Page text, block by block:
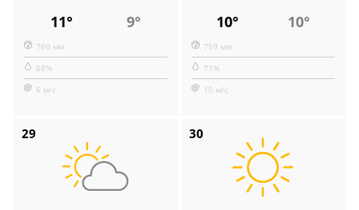
11° 9°
760 мм
68%
6 м/с
10° 10°
759 мм
71%
10 м/с
29 30